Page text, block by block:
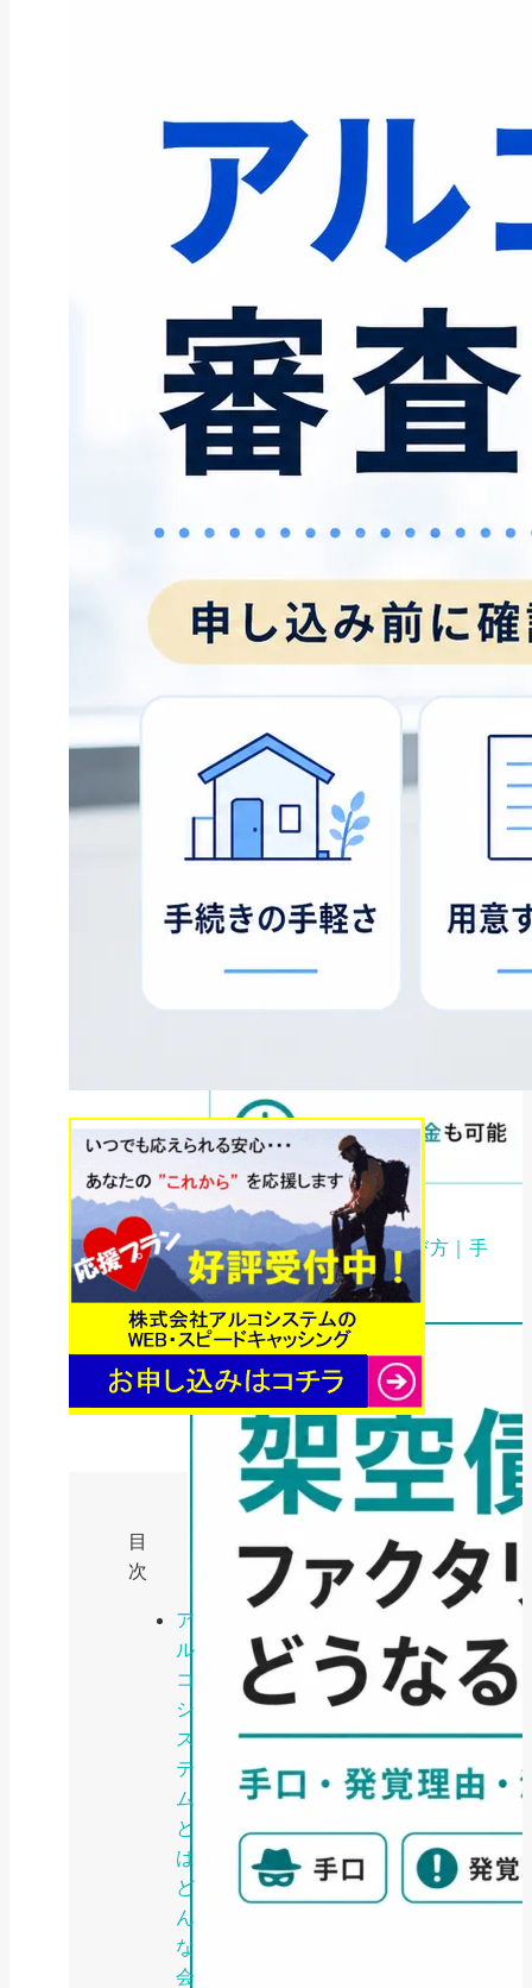
目
次
ア
ル
コ
シ
ス
テ
ム
と
は
ど
ん
な
会
ファクタリング
ペイトナーファクタリングの活用
法｜中小企業・個...
ファクタリング
ファクタリング業者の選び方｜手
数料・審査・即日...
2026年8月3日